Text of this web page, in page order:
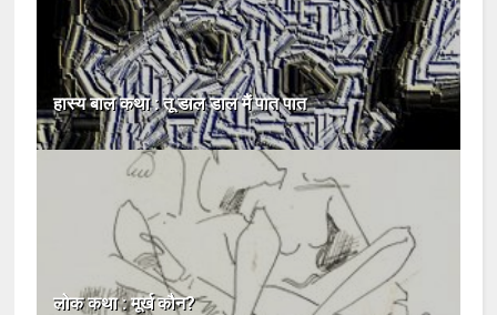
हास्य बाल कथा : तू डाल डाल मैं पात पात
लोक कथा : मूर्ख कौन?